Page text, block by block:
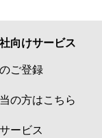
向けサービス
ご登録
の方はこちら
ービス